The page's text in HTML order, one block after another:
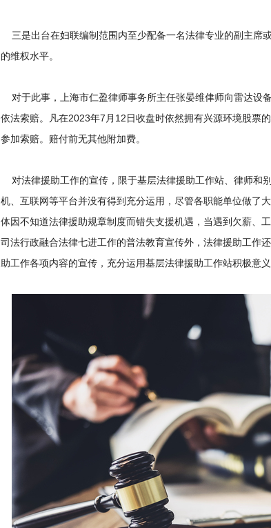
三是出台在妇联编制范围内至少配备一名法律专业的副主席
的维权水平。
对于此事，上海市仁盈律师事务所主任张晏维侓师向雷达设
依法索赔。凡在2023年7月12日收盘时依然拥有兴源环境股票
参加索赔。赔付前无其他附加费。
对法律援助工作的宣传，限于基层法律援助工作站、律师和
机、互联网等平台并没有得到充分运用，尽管各职能单位做了
体因不知道法律援助规章制度而错失支援机遇，当遇到欠薪、
司法行政融合法律七进工作的普法教育宣传外，法律援助工作
助工作各项内容的宣传，充分运用基层法律援助工作站积极意义